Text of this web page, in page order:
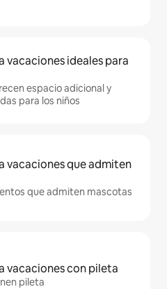
vacaciones ideales para
espacio adicional y
para los niños
vacaciones que admiten
que admiten mascotas
vacaciones con pileta
pileta